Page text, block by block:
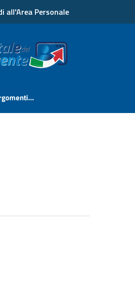
all'Area Personale